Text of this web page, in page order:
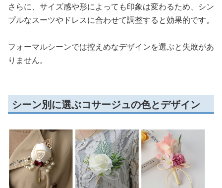
さらに、サイズ感や形によっても印象は変わるため、シン
プルなスーツやドレスに合わせて調整すると効果的です。
フォーマルシーンでは控えめなデザインを選ぶと失敗があ
りません。
シーン別に選ぶコサージュの色とデザイン